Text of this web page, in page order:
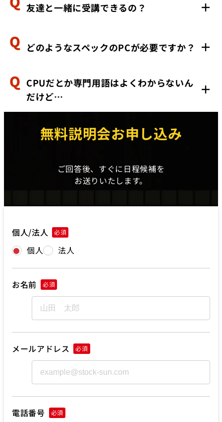
もちろん、ご受講いただけます。実際に、社員研修の一
友達と一緒に受講できるの？
はい、可能です！お友達と一緒にご受講いただく場合、
どのようなスペックのPCが必要ですか？
スペックの縛りは特にございません。最低限として、
ZoomができるPCであれば問題なくご受講いただけま
す。
CPUだとか専門用語はよくわからないん
だけど…
ご安心ください。開発初心者の方も多く受講しているた
め、専門用語も自然と身に付くカリキュラムに設計して
無料説明会お申し込み
ご回答後、すぐに日程候補を
お送りいたします。
個人/法人 必須
個人 法人
お名前 必須
メールアドレス 必須
電話番号 必須